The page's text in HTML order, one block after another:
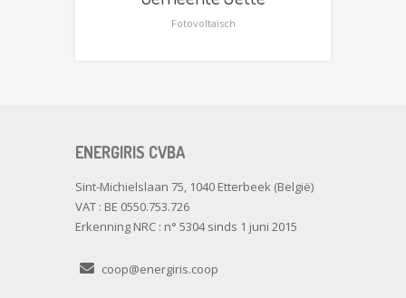
Fotovoltaïsch
ENERGIRIS CVBA
Sint-Michielslaan 75, 1040 Etterbeek (België)
VAT : BE 0550.753.726
Erkenning NRC : n° 5304 sinds 1 juni 2015
coop@energiris.coop